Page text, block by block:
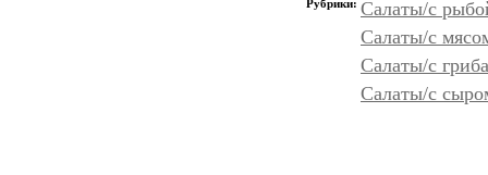
Рубрики: Салаты/с
Салаты/с
Салаты/с
Салаты/с